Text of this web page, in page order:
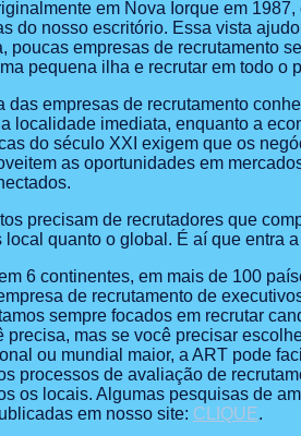
em Nova Iorque em
do nosso escritório. Essa vista
poucas empresas de recrutamento
pequena ilha e recrutar em todo o
das empresas de recrutamento
localidade imediata, enquanto a
do século XXI exigem que os
as oportunidades em
precisam de recrutadores que
quanto o global. É aí que entra a
6 continentes, em mais de 100
de recrutamento de
sempre focados em recrutar
precisa, mas se você precisar
ou mundial maior, a ART pode
processos de avaliação de
os locais. Algumas pesquisas de
em nosso site: CLIQUE.